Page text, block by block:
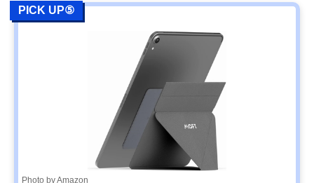
PICK UP⑤
Photo by Amazon